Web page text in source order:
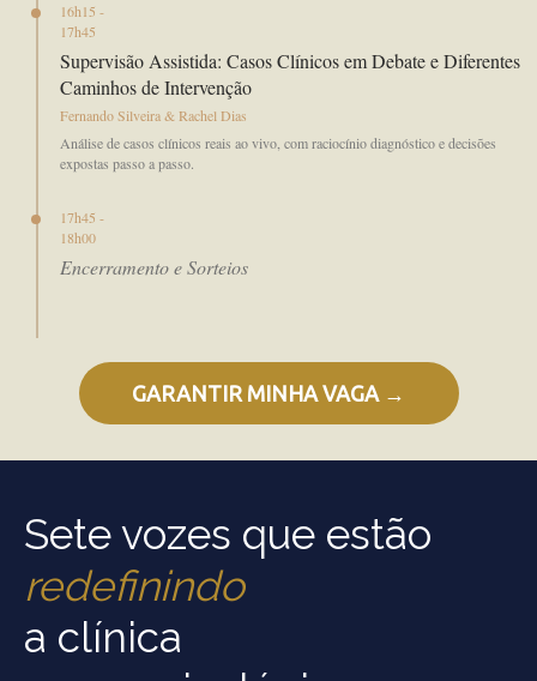
16h15 -
17h45
Supervisão Assistida: Casos Clínicos em Debate e Diferentes
Caminhos de Intervenção
Fernando Silveira & Rachel Dias
Análise de casos clínicos reais ao vivo, com raciocínio diagnóstico e decisões
expostas passo a passo.
17h45 -
18h00
Encerramento e Sorteios
GARANTIR MINHA VAGA →
Sete vozes que estão
redefinindo
a clínica